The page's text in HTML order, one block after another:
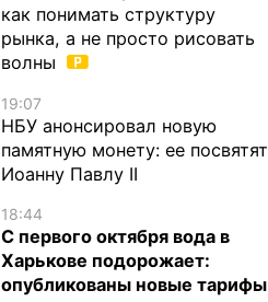
как понимать структуру
рынка, а не просто рисовать
волны
19:07
НБУ анонсировал новую
памятную монету: ее посвятят
Иоанну Павлу II
18:44
С первого октября вода в
Харькове подорожает:
опубликованы новые тарифы